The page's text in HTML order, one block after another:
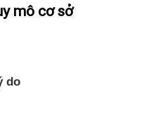
mô cơ sở
do